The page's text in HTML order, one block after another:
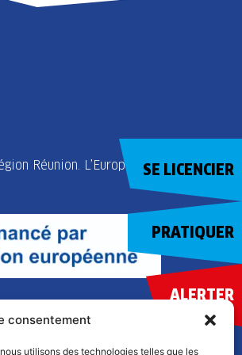
consentement
utilisons des technologies telles que les
SE LICENCIER
PRATIQUER
ALERTER
Réunion. L’Europe